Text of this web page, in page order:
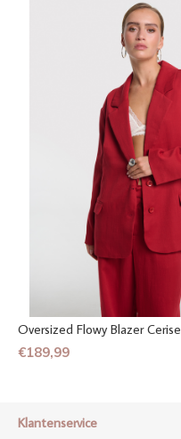
Oversized Flowy Blazer Cerise
€189,99
Klantenservice